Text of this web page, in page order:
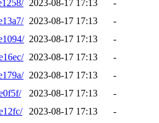
2023-08-17 17:13
-
2023-08-17 17:13
-
2023-08-17 17:13
-
2023-08-17 17:13
-
2023-08-17 17:13
-
2023-08-17 17:13
-
2023-08-17 17:13
-